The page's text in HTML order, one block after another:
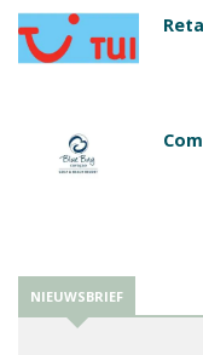
NIEUWSBRIEF